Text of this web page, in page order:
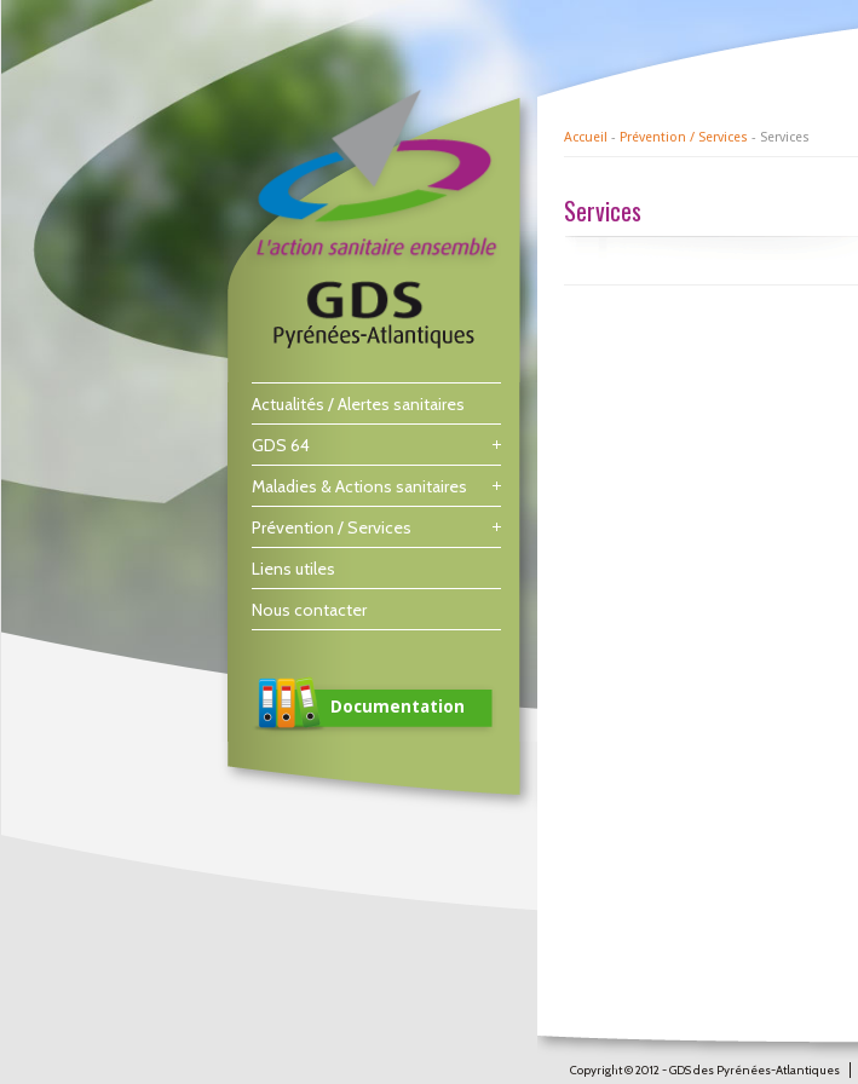
Actualités / Alertes sanitaires
GDS 64
Maladies & Actions sanitaires
Prévention / Services
Liens utiles
Nous contacter
Documentation
Accueil - Prévention / Services - Services
Services
Copyright © 2012 - GDS des Pyrénées-Atlantiques